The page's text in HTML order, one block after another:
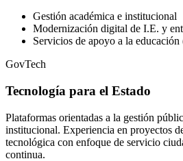
Gestión académica e institucional
Modernización digital de I.E. y
Servicios de apoyo a la educación
GovTech
Tecnología para el Estado
Plataformas orientadas a la gestión
institucional. Experiencia en proyectos
tecnológica con enfoque de servicio
continua.